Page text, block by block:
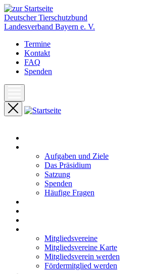
Deutscher Tierschutzbund
Landesverband Bayern e. V.
Termine
Kontakt
FAQ
Spenden
Aufgaben und Ziele
Das Präsidium
Satzung
Spenden
Häufige Fragen
Mitgliedsvereine
Mitgliedsvereine Karte
Mitgliedsverein werden
Fördermitglied werden